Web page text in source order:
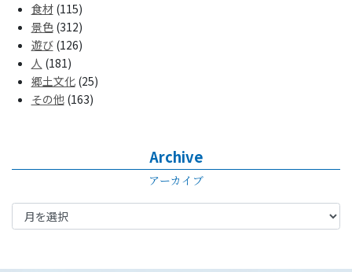
食材(115)
景色(312)
遊び(126)
人 (181)
郷土文化(25)
その他(163)
Archive
アーカイブ